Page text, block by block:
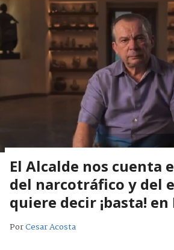
El Alcalde nos cuenta
del narcotráfico y del
quiere decir ¡basta!
PorCesar Acosta